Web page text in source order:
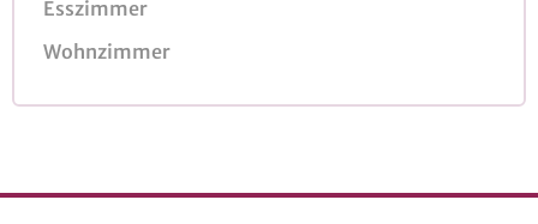
Esszimmer
Wohnzimmer